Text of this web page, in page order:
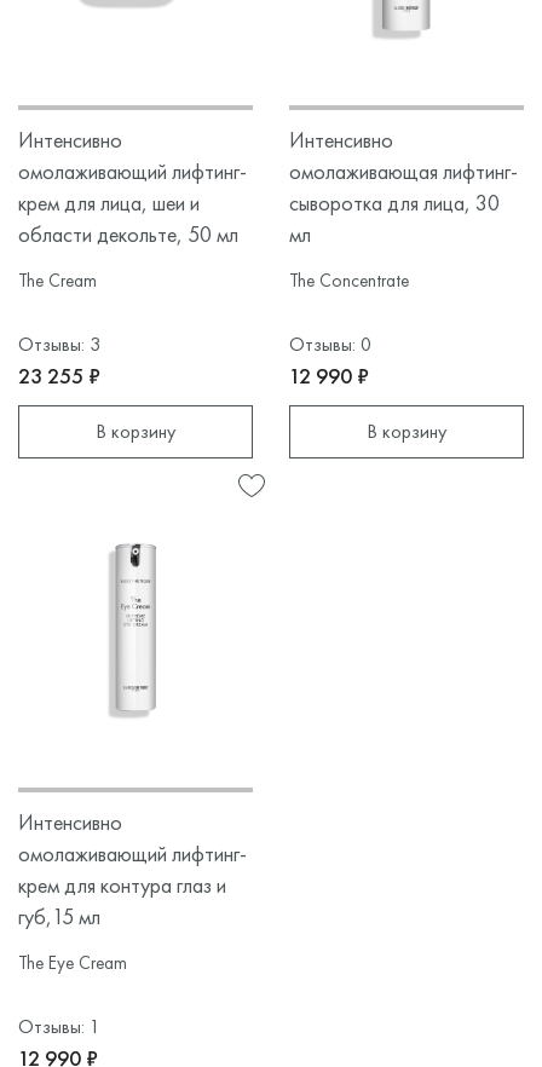
Интенсивно
омолаживающий лифтинг-
крем для лица, шеи и
области декольте, 50 мл
The Cream
Отзывы: 3
23 255 ₽
В корзину
Интенсивно
омолаживающая лифтинг-
сыворотка для лица, 30
мл
The Concentrate
Отзывы: 0
12 990 ₽
В корзину
Интенсивно
омолаживающий лифтинг-
крем для контура глаз и
губ,15 мл
The Eye Cream
Отзывы: 1
12 990 ₽